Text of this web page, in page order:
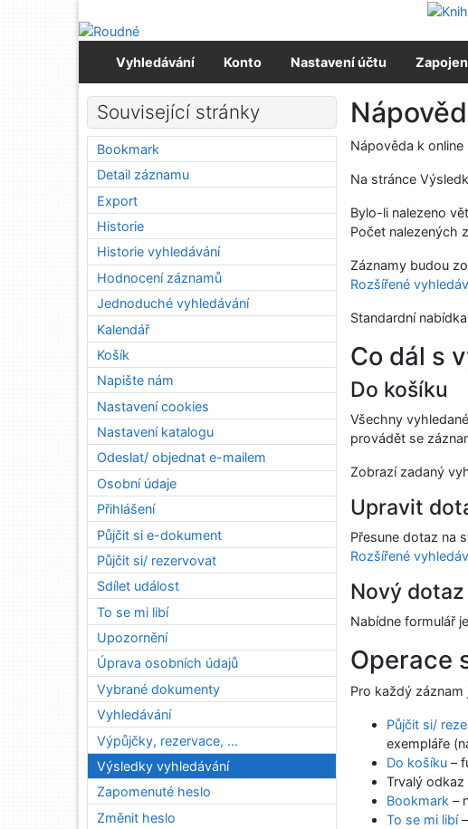
Přejít na menu
Vyhledávání
Konto Nastavení účtu
Nápověda k online
Na stránce
Bylo-li nalezeno
Počet nalezených
Záznamy budou
Rozšířené
Standardní
Co dál s
Do košíku
Všechny
provádět se
Zobrazí zadaný
Upravit
Přesune dotaz na
Rozšířené
Nový dotaz
Nabídne formulář
Operace
Pro každý
Půjčit si/
exempláře
Do košíku –
Trvalý
Bookmark –
To se mi libí
Související stránky
Bookmark
Detail záznamu
Export
Historie
Historie vyhledávání
Hodnocení záznamů
Jednoduché vyhledávání
Kalendář
Košík
Napište nám
Nastavení cookies
Nastavení katalogu
Odeslat/ objednat e-mailem
Osobní údaje
Přihlášení
Půjčit si e-dokument
Půjčit si/ rezervovat
Sdílet událost
To se mi libí
Upozornění
Úprava osobních údajů
Vybrané dokumenty
Vyhledávání
Výpůjčky, rezervace, …
Výsledky vyhledávání
Zapomenuté heslo
Změnit heslo